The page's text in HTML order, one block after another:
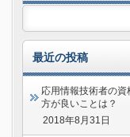
最近の投稿
応用情報技術者の
方が良いことは？
2018年8月31日